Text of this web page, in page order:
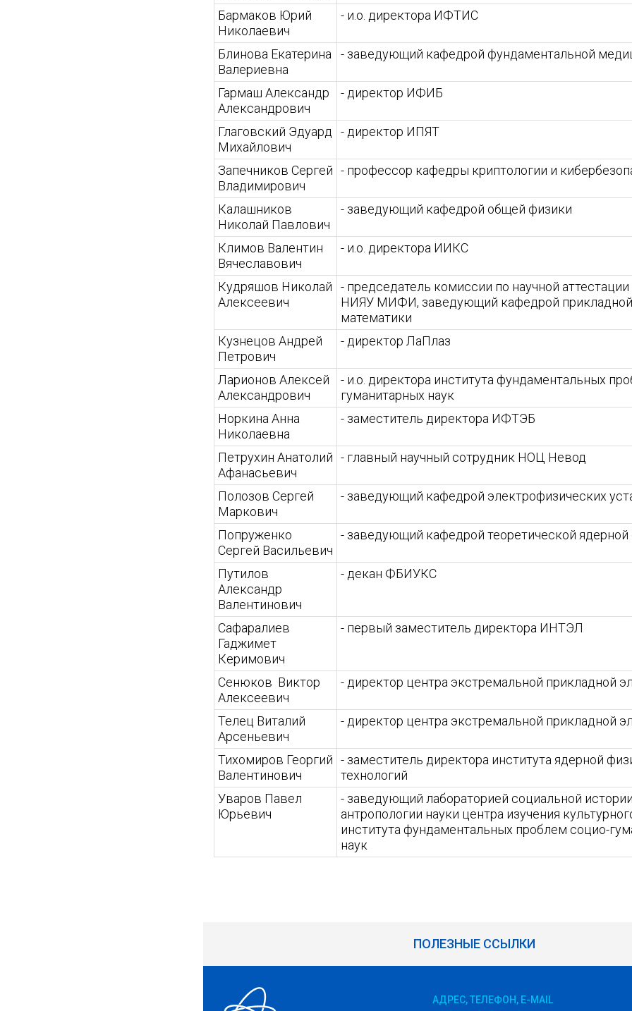
Бармаков Юрий
Николаевич
- и.о. директора ИФТИС
Блинова Екатерина
Валериевна
- заведующий кафедрой фундаментальной
Гармаш Александр
Александрович
- директор ИФИБ
Глаговский Эдуард
Михайлович
- директор ИПЯТ
Запечников Сергей
Владимирович
- профессор кафедры криптологии и
Калашников
Николай Павлович
- заведующий кафедрой общей физики
Климов Валентин
Вячеславович
- и.о. директора ИИКС
Кудряшов Николай
Алексеевич
- председатель комиссии по научной аттестации
НИЯУ МИФИ, заведующий кафедрой прикладной
математики
Кузнецов Андрей
Петрович
- директор ЛаПлаз
Ларионов Алексей
Александрович
- и.о. директора института фундаментальных
гуманитарных наук
Норкина Анна
Николаевна
- заместитель директора ИФТЭБ
Петрухин Анатолий
Афанасьевич
- главный научный сотрудник НОЦ Невод
Полозов Сергей
Маркович
- заведующий кафедрой электрофизических
Попруженко
Сергей Васильевич
- заведующий кафедрой теоретической ядерной
Путилов
Александр
Валентинович
- декан ФБИУКС
Сафаралиев
Гаджимет
Керимович
- первый заместитель директора ИНТЭЛ
Сенюков Виктор
Алексеевич
- директор центра экстремальной прикладной
Телец Виталий
Арсеньевич
- директор центра экстремальной прикладной
Тихомиров Георгий
Валентинович
- заместитель директора института ядерной
технологий
Уваров Павел
Юрьевич
- заведующий лабораторией социальной
антропологии науки центра изучения
института фундаментальных проблем социо-
наук
ПОЛЕЗНЫЕ ССЫЛКИ
АДРЕС, ТЕЛЕФОН, E-MAIL